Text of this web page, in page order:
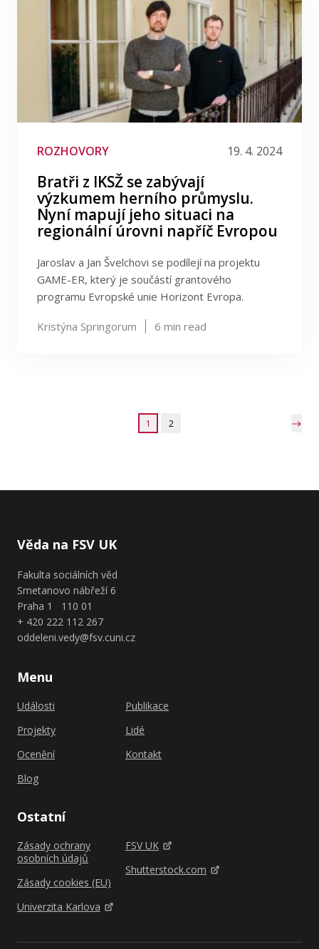
ROZHOVORY 19. 4. 2024
Bratři z IKSŽ se zabývají
výzkumem herního průmyslu.
Nyní mapují jeho situaci na
regionální úrovni napříč Evropou
Jaroslav a Jan Švelchovi se podílejí na projektu
GAME-ER, který je součástí grantového
programu Evropské unie Horizont Evropa.
Kristýna Springorum 6 min read
1 2
Věda na FSV UK
Fakulta sociálních věd
Smetanovo nábřeží 6
Praha 1 110 01
+ 420 222 112 267
oddeleni.vedy@fsv.cuni.cz
Menu
Události
Projekty
Ocenění
Blog
Publikace
Lidé
Kontakt
Ostatní
Zásady ochrany
osobních údajů
Zásady cookies (EU)
Univerzita Karlova
FSV UK
Shutterstock.com